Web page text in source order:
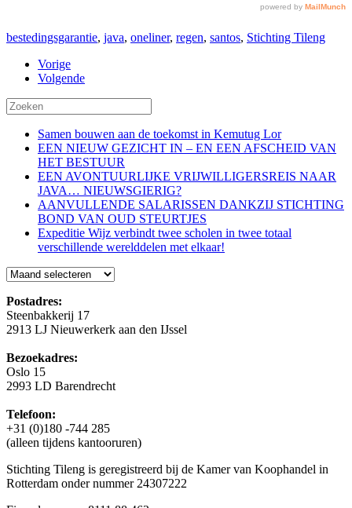
bestedingsgarantie, java, oneliner, regen, santos, Stichting Tileng
Vorige
Volgende
Samen bouwen aan de toekomst in Kemutug Lor
EEN NIEUW GEZICHT IN – EN EEN AFSCHEID VAN
HET BESTUUR
EEN AVONTUURLIJKE VRIJWILLIGERSREIS NAAR
JAVA… NIEUWSGIERIG?
AANVULLENDE SALARISSEN DANKZIJ STICHTING
BOND VAN OUD STEURTJES
Expeditie Wijz verbindt twee scholen in twee totaal
verschillende werelddelen met elkaar!
Blog
Postadres:
Steenbakkerij 17
2913 LJ Nieuwerkerk aan den IJssel
Bezoekadres:
Oslo 15
2993 LD Barendrecht
Telefoon:
+31 (0)180 -744 285
(alleen tijdens kantooruren)
Stichting Tileng is geregistreerd bij de Kamer van Koophandel in
Rotterdam onder nummer 24307222